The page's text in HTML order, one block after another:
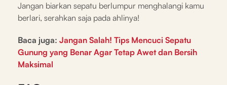
Jangan biarkan sepatu berlumpur menghalangi kamu
berlari, serahkan saja pada ahlinya!
Baca juga: Jangan Salah! Tips Mencuci Sepatu
Gunung yang Benar Agar Tetap Awet dan Bersih
Maksimal